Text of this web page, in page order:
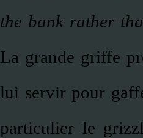
the bank rather
La grande griffe
lui servir pour
particulier le